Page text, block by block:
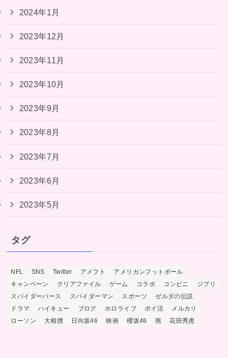
2024年1月
2023年12月
2023年11月
2023年10月
2023年9月
2023年8月
2023年7月
2023年6月
2023年5月
タグ
NFL SNS Twitter アメフト
アメリカンフットボール
キャンペーン
クリアファイル ゲーム コラボ コンビニ
ジブリ
スパイダーバース
スパイダーマン スポーツ
ゼルダの伝説
ドラマ
ハイキュー ブログ ホロライブ ポイ活
メルカリ
ローソン
大相撲 日向坂46 映画 櫻坂46 熊 花田秀虎